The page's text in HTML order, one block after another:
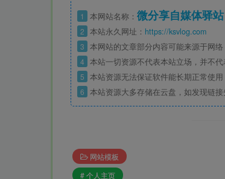
1 本网站名称： 微分享自媒体驿站
2 本站永久网址： https://ksvlog.com
3 本网站的文章部分内容可能来源于网
4 本站一切资源不代表本站立场，并不
5 本站资源无法保证软件能长期正常使
6 本站资源大多存储在云盘，如发现链
网站模板
# 个人主页